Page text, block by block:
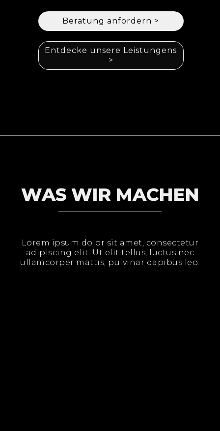
Beratung anfordern >
Entdecke unsere Leistungens
>
WAS WIR MACHEN
Lorem ipsum dolor sit amet, consectetur
adipiscing elit. Ut elit tellus, luctus nec
ullamcorper mattis, pulvinar dapibus leo.